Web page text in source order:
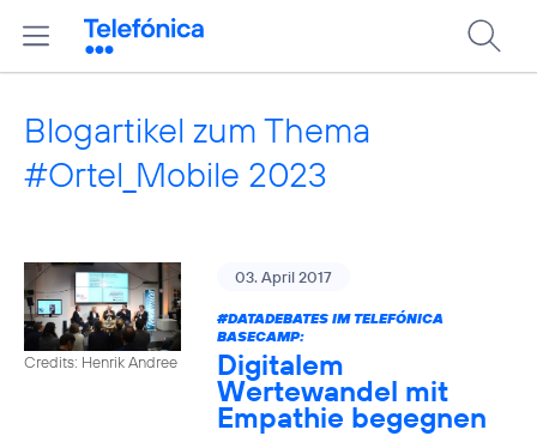
Blogartikel zum Thema
#Ortel_Mobile 2023
Credits: Henrik Andree
03. April 2017
#DATADEBATESIM TELEFÓNICA
BASECAMP:
Digitalem
Wertewandel mit
Empathie begegnen